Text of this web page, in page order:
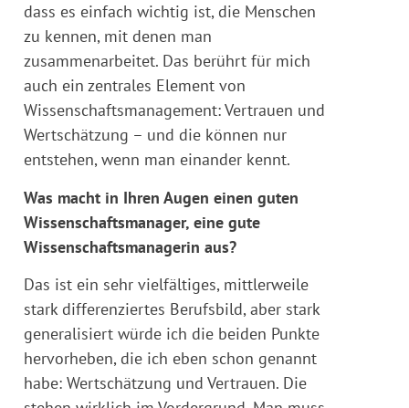
dass es einfach wichtig ist, die Menschen
zu kennen, mit denen man
zusammenarbeitet. Das berührt für mich
auch ein zentrales Element von
Wissenschaftsmanagement: Vertrauen und
Wertschätzung – und die können nur
entstehen, wenn man einander kennt.
Was macht in Ihren Augen einen guten
Wissenschaftsmanager, eine gute
Wissenschaftsmanagerin aus?
Das ist ein sehr vielfältiges, mittlerweile
stark differenziertes Berufsbild, aber stark
generalisiert würde ich die beiden Punkte
hervorheben, die ich eben schon genannt
habe: Wertschätzung und Vertrauen. Die